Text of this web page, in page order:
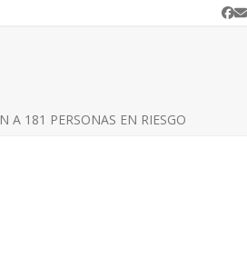
A 181 PERSONAS EN RIESGO